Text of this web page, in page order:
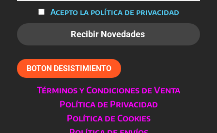
Acepto la política de privacidad
BOTON DESISTIMIENTO
Términos y Condiciones de Venta
Política de Privacidad
Política de Cookies